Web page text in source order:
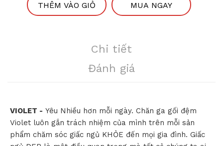
THÊM VÀO GIỎ MUA NGAY
Chi tiết
Đánh giá
VIOLET - Yêu Nhiều hơn mỗi ngày. Chăn ga gối đệm
Violet luôn gắn trách nhiệm của mình trên mỗi sản
phẩm chăm sóc giấc ngủ KHỎE đến mọi gia đình. Giấc